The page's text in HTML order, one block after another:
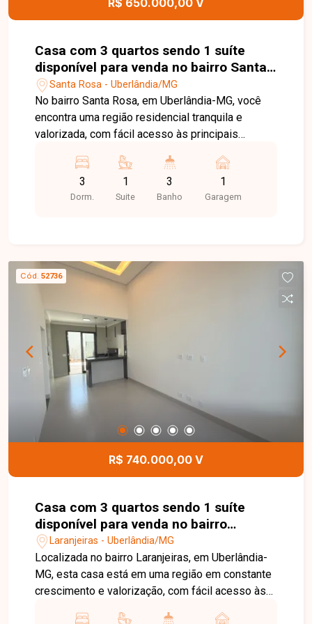
sua visita. Nossa equipe está pronta para
ajudar você a encontrar o lugar ideal para viver
com conforto e qualidade.
R$ 650.000,00 V
Casa com 3 quartos sendo 1 suíte
disponível para venda no bairro Santa
Rosa em Uberlândia-MG
Santa Rosa - Uberlândia/MG
No bairro Santa Rosa, em Uberlândia-MG, você
encontra uma região residencial tranquila e
valorizada, com fácil acesso às principais
supermercados, escolas, farmácias e diversos
comércios, oferecendo praticidade e qualidade
de vida para toda a família. Casa com
sendo 1 suíte, banheiro social, área de serviço,
varanda e corredores em todo o entorno da casa,
O imóvel conta ainda com amplo quintal com
jardim, 2 cômodos externos e banheiro de apoio,
oferecendo espaço versátil para depósito,
escritório ou outras finalidades. Dispõe de 1 vaga
de garagem, portão eletrônico e cerca elétrica,
garantindo mais segurança e comodidade no dia
a dia. Uma excelente oportunidade para quem
busca uma casa espaçosa, bem distribuída e
localizada em um dos bairros tradicionais de
Uberlândia. Entre em contato e agende sua visita!
3
Dorm.
1
Suite
3
Banho
1
Garagem
Cód. 52736
R$ 740.000,00 V
Casa com 3 quartos sendo 1 suíte
disponível para venda no bairro
Laranjeiras em Uberlândia-MG
Laranjeiras - Uberlândia/MG
Localizada no bairro Laranjeiras, em Uberlândia-
MG, esta casa está em uma região em constante
crescimento e valorização, com fácil acesso às